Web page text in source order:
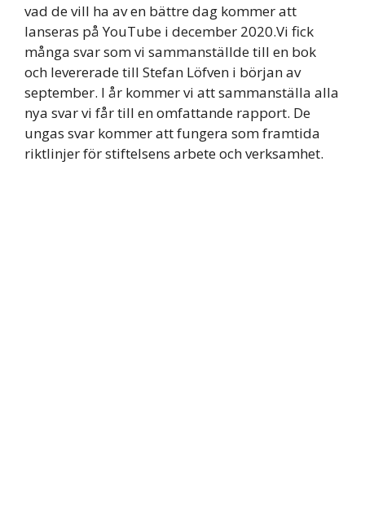
vad de vill ha av en bättre dag kommer att
lanseras på YouTube i december 2020.Vi fick
många svar som vi sammanställde till en bok
och levererade till Stefan Löfven i början av
september. I år kommer vi att sammanställa alla
nya svar vi får till en omfattande rapport. De
ungas svar kommer att fungera som framtida
riktlinjer för stiftelsens arbete och verksamhet.